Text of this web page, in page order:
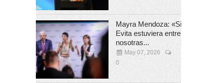
Mayra Mendoza: «Si
Evita estuviera entre
nosotras...
May 07, 2026
0